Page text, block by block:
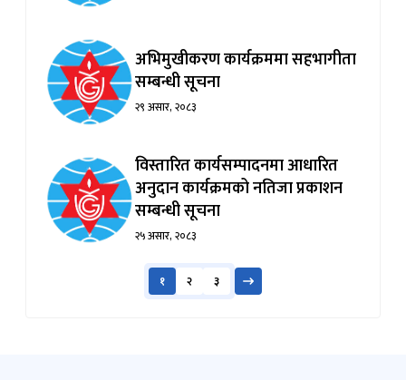
अभिमुखीकरण कार्यक्रममा सहभागीता
सम्बन्धी सूचना
२९ असार, २०८३
विस्तारित कार्यसम्पादनमा आधारित
अनुदान कार्यक्रमको नतिजा प्रकाशन
सम्बन्धी सूचना
२५ असार, २०८३
१ २ ३